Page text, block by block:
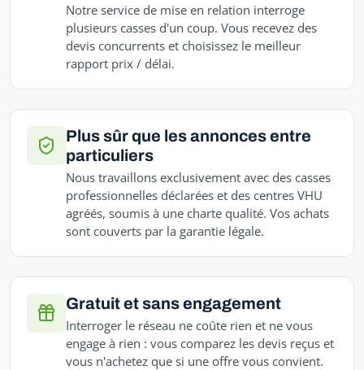
Notre service de mise en relation interroge
plusieurs casses d'un coup. Vous recevez des
devis concurrents et choisissez le meilleur
rapport prix / délai.
Plus sûr que les annonces entre
particuliers
Nous travaillons exclusivement avec des casses
professionnelles déclarées et des centres VHU
agréés, soumis à une charte qualité. Vos achats
sont couverts par la garantie légale.
Gratuit et sans engagement
Interroger le réseau ne coûte rien et ne vous
engage à rien : vous comparez les devis reçus et
vous n'achetez que si une offre vous convient.